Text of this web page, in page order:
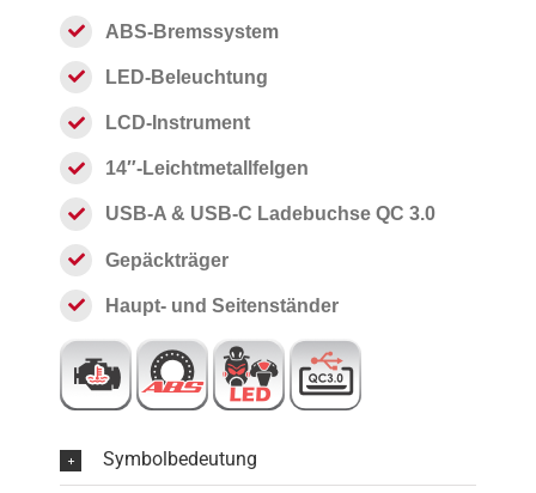
ABS-Bremssystem
LED-Beleuchtung
LCD-Instrument
14″-Leichtmetallfelgen
USB-A & USB-C Ladebuchse QC 3.0
Gepäckträger
Haupt- und Seitenständer
Symbolbedeutung